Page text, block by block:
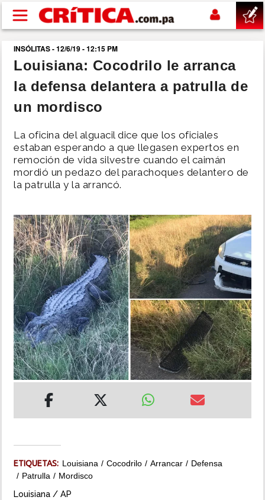
Pasar al contenido principal
buscar
SUCESOS
POLÍTICA
SHOW
DEPORTES
MUNDO
INSÓLITAS
MULTIMEDIA
IMPRESO
INSÓLITAS - 12/6/19 - 12:15 PM
Louisiana: Cocodrilo le arranca
la defensa delantera a patrulla de
un mordisco
La oficina del alguacil dice que los oficiales
estaban esperando a que llegasen expertos en
remoción de vida silvestre cuando el caimán
mordió un pedazo del parachoques delantero de
la patrulla y la arrancó.
ETIQUETAS: Louisiana Cocodrilo Arrancar
Defensa
Patrulla
Mordisco
Louisiana / AP